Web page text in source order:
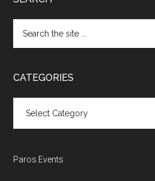
the
CATEGORIES
Paros Events